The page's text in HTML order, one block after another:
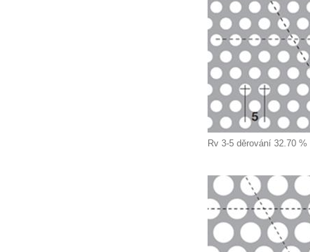
Rv 3-5 děrování 32.70 %